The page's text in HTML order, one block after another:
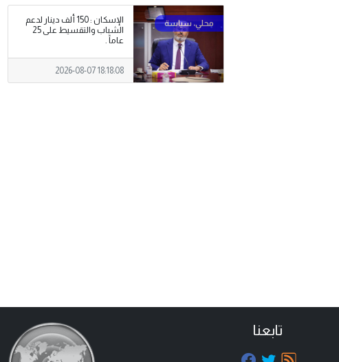
الإسكان : 150 ألف دينار لدعم
الشباب والتقسيط على 25
عاماً .
2026-08-07 18:18:08
تابعنا